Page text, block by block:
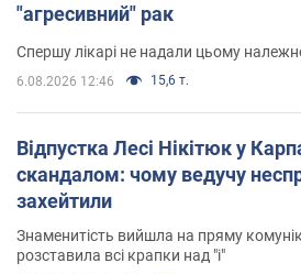
"агресивний" рак
Спершу лікарі не надали цьому
6.08.2026 12:46 15,6 т.
Відпустка Лесі Нікітюк у
скандалом: чому ведучу
захейтили
Знаменитість вийшла на пряму
розставила всі крапки над "і"